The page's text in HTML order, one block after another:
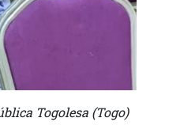
Togolesa (Togo)